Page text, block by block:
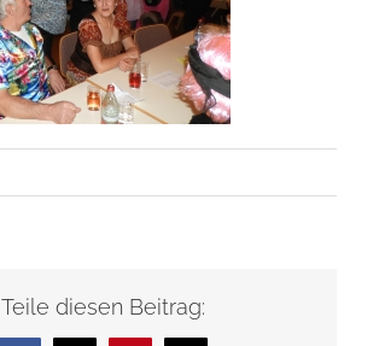
Teile diesen Beitrag: